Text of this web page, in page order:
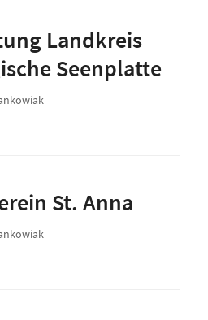
Landkreis
Seenplatte
St. Anna